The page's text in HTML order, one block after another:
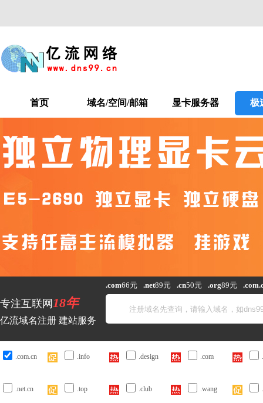
首页 域名/空间/邮箱 显卡服务器 极
专注互联网 18年
亿流域名注册 建站服务
.com66元 .net89元 .cn50元 .org89元
.com.cn .info .design .com
.net.cn .top .club .wang